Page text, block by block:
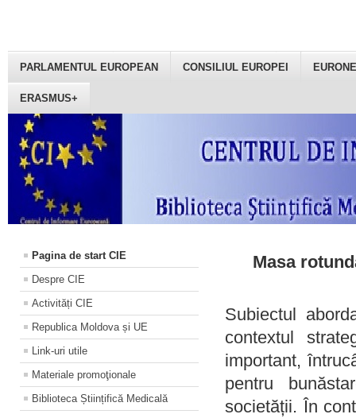
PARLAMENTUL EUROPEAN CONSILIUL EUROPEI
ERASMUS+
Pagina de start CIE
Despre CIE
Activități CIE
Republica Moldova și UE
Link-uri utile
Materiale promoţionale
Biblioteca Științifică Medicală
Masa
Subiectul
contextul
important,
pentru
societății. În